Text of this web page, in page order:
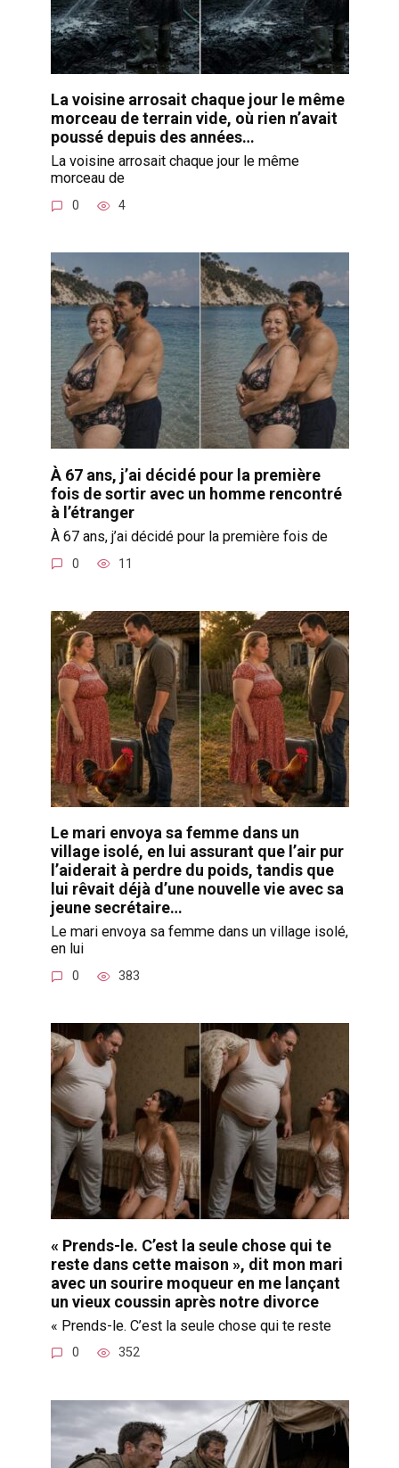
La voisine arrosait chaque jour le même
morceau de terrain vide, où rien n’avait
poussé depuis des années…
La voisine arrosait chaque jour le même
morceau de
0 4
À 67 ans, j’ai décidé pour la première
fois de sortir avec un homme rencontré
à l’étranger
À 67 ans, j’ai décidé pour la première fois de
0 11
Le mari envoya sa femme dans un
village isolé, en lui assurant que l’air pur
l’aiderait à perdre du poids, tandis que
lui rêvait déjà d’une nouvelle vie avec sa
jeune secrétaire…
Le mari envoya sa femme dans un village isolé,
en lui
0 383
« Prends-le. C’est la seule chose qui te
reste dans cette maison », dit mon mari
avec un sourire moqueur en me lançant
un vieux coussin après notre divorce
« Prends-le. C’est la seule chose qui te reste
0 352